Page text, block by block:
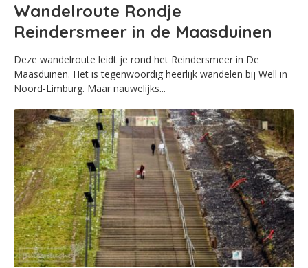
Wandelroute Rondje
Reindersmeer in de Maasduinen
Deze wandelroute leidt je rond het Reindersmeer in De
Maasduinen. Het is tegenwoordig heerlijk wandelen bij Well in
Noord-Limburg. Maar nauwelijks...